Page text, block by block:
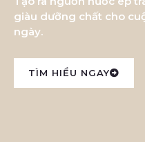
giàu dưỡng chất cho
ngày.
TÌM HIỂU NGAY